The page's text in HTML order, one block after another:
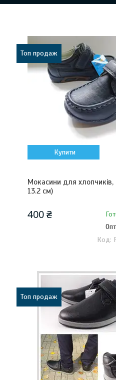
Топ продаж
Купити
Мокасини для хлопчиків,
13.2 cм)
400 ₴
Топ продаж